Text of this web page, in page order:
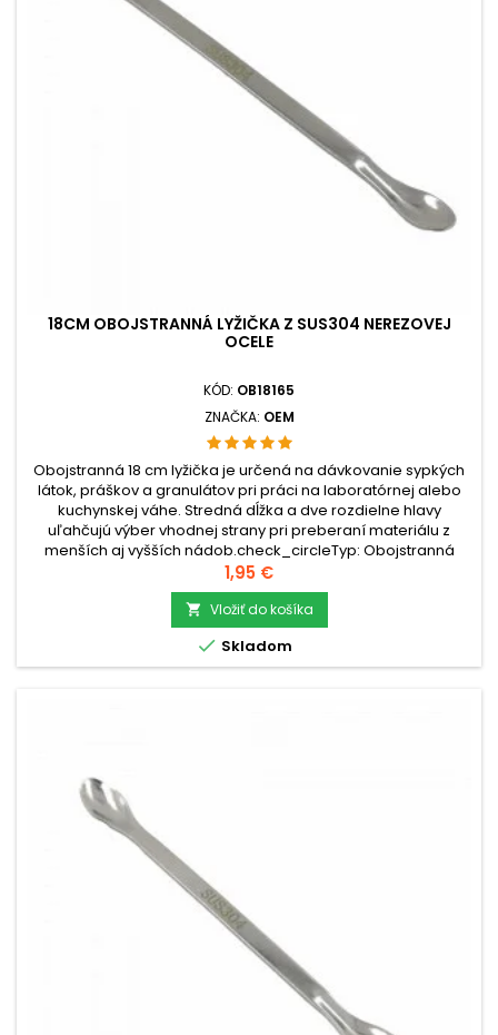
18CM OBOJSTRANNÁ LYŽIČKA Z SUS304 NEREZOVEJ
OCELE
KÓD: OB18165
ZNAČKA: OEM
Obojstranná 18 cm lyžička je určená na dávkovanie sypkých
látok, práškov a granulátov pri práci na laboratórnej alebo
kuchynskej váhe. Stredná dĺžka a dve rozdielne hlavy
uľahčujú výber vhodnej strany pri preberaní materiálu z
menších aj vyšších nádob.check_circleTyp: Obojstranná
lyžičkacheck_circleMateriál: Nerezová oceľ
SUS304check_circleRozmery: 18 ×...
Cena
1,95 €
 Vložiť do košíka
 Skladom